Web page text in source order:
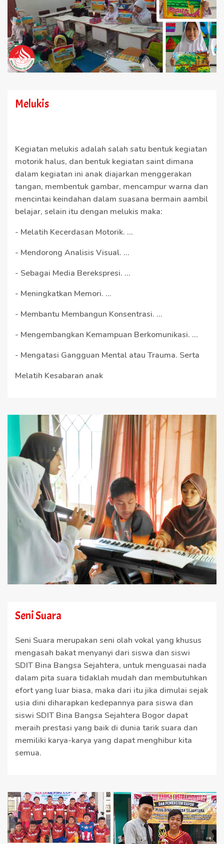
Melukis
Kegiatan melukis adalah salah satu bentuk kegiatan
motorik halus, dan bentuk kegiatan saint dimana
dalam kegiatan ini anak diajarkan menggerakan
tangan, membentuk gambar, mencampur warna dan
mencintai keindahan dalam suasana bermain aambil
belajar, selain itu dengan melukis maka:
- Melatih Kecerdasan Motorik. ...
- Mendorong Analisis Visual. ...
- Sebagai Media Berekspresi. ...
- Meningkatkan Memori. ...
- Membantu Membangun Konsentrasi. ...
- Mengembangkan Kemampuan Berkomunikasi. ...
- Mengatasi Gangguan Mental atau Trauma. Serta
Melatih Kesabaran anak
Seni Suara
Seni Suara merupakan seni olah vokal yang khusus
mengasah bakat menyanyi dari siswa dan siswi
SDIT Bina Bangsa Sejahtera, untuk menguasai nada
dalam pita suara tidaklah mudah dan membutuhkan
efort yang luar biasa, maka dari itu jika dimulai sejak
usia dini diharapkan kedepannya para siswa dan
siswi SDIT Bina Bangsa Sejahtera Bogor dapat
meraih prestasi yang baik di dunia tarik suara dan
memiliki karya-karya yang dapat menghibur kita
semua.